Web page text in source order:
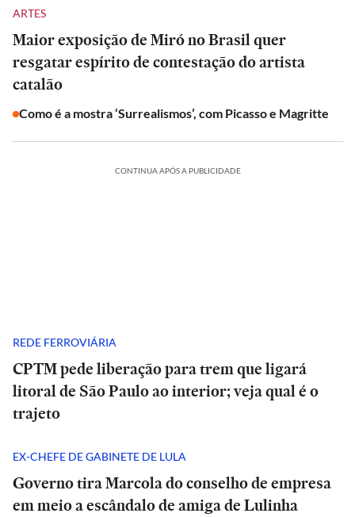
ARTES
Maior exposição de Miró no Brasil quer
resgatar espírito de contestação do artista
catalão
Como é a mostra ‘Surrealismos’, com Picasso e Magritte
CONTINUA APÓS A PUBLICIDADE
REDE FERROVIÁRIA
CPTM pede liberação para trem que ligará
litoral de São Paulo ao interior; veja qual é o
trajeto
EX-CHEFE DE GABINETE DE LULA
Governo tira Marcola do conselho de empresa
em meio a escândalo de amiga de Lulinha